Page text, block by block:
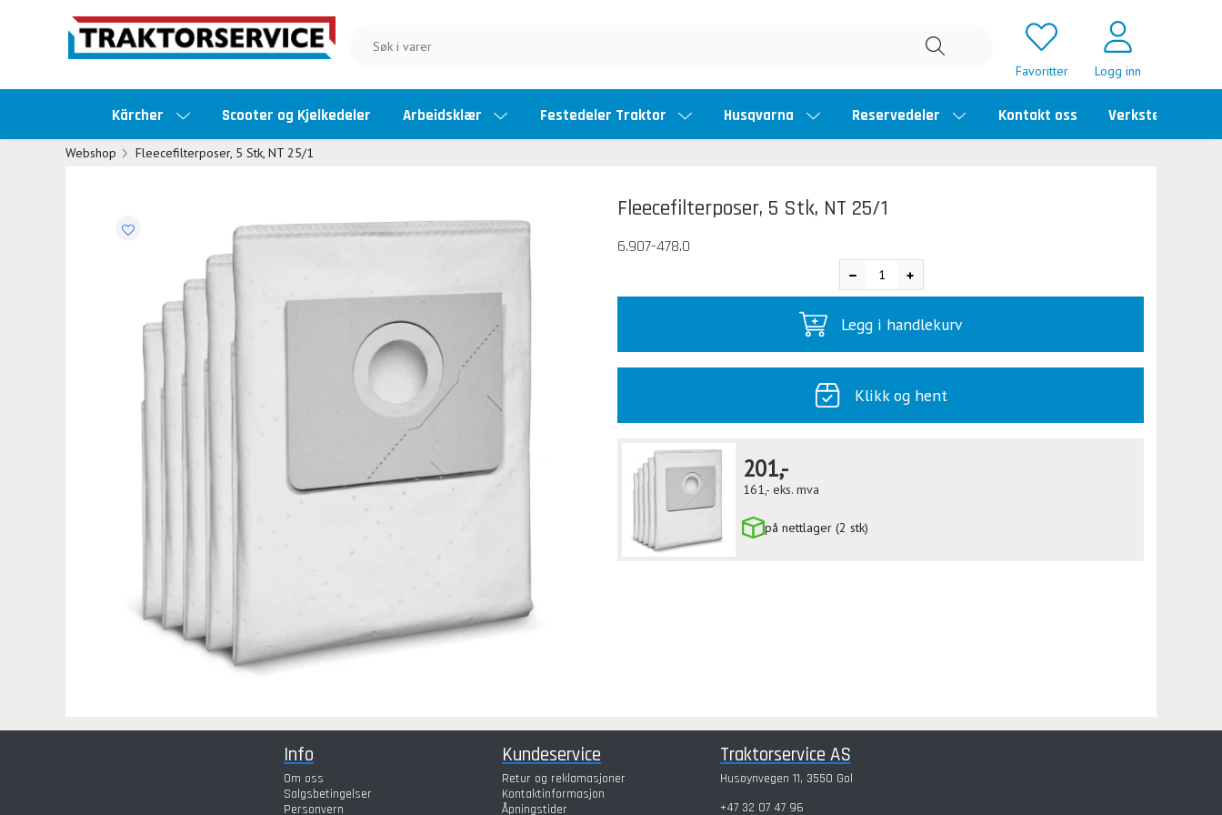
Favoritter Logg inn
Kärcher Scooter og Kjelkedeler Arbeidsklær Festedeler Traktor Husqvarna Reservedeler Kontakt oss Verkstedtime
Webshop Fleecefilterposer, 5 Stk, NT 25/1
Fleecefilterposer, 5 Stk, NT 25/1
6.907-478.0
Legg i handlekurv
Klikk og hent
201,-
161,- eks. mva
på nettlager (2 stk)
Info
Om oss
Salgsbetingelser
Personvern
Kundeservice
Retur og reklamasjoner
Kontaktinformasjon
Åpningstider
Traktorservice AS
Husøynvegen 11, 3550 Gol
+47 32 07 47 96